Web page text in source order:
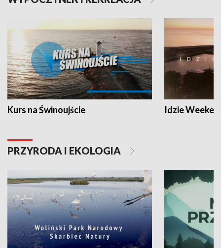
Kurs na Świnoujście Idzie
PRZYRODA I EKOLOGIA